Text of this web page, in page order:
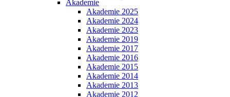
Akademie
Akademie 2025
Akademie 2024
Akademie 2023
Akademie 2019
Akademie 2017
Akademie 2016
Akademie 2015
Akademie 2014
Akademie 2013
Akademie 2012